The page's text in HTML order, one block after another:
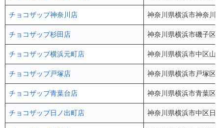
チョコザップ神奈川店 神奈川県横浜市神奈
チョコザップ杉田店 神奈川県横浜市磯子
チョコザップ横浜元町店 神奈川県横浜市中区
チョコザップ戸塚店 神奈川県横浜市戸塚
チョコザップ青葉台店 神奈川県横浜市青葉
チョコザップ日ノ出町店 神奈川県横浜市中区